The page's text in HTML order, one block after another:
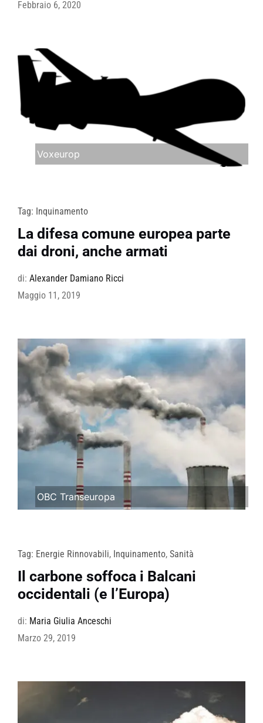
Febbraio 6, 2020
Voxeurop
Tag: Inquinamento
La difesa comune europea parte
dai droni, anche armati
di: Alexander Damiano Ricci
Maggio 11, 2019
OBC Transeuropa
Tag: Energie Rinnovabili, Inquinamento, Sanità
Il carbone soffoca i Balcani
occidentali (e l’Europa)
di: Maria Giulia Anceschi
Marzo 29, 2019